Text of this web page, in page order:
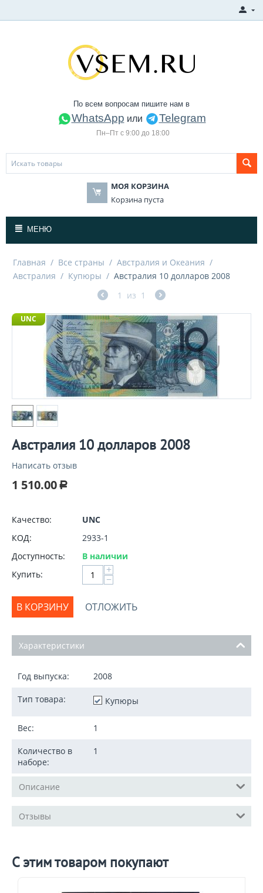
По всем вопросам пишите нам в
WhatsApp или Telegram
Пн–Пт с 9:00 до 18:00
МОЯ КОРЗИНА
Корзина пуста
МЕНЮ
Главная / Все страны / Австралия и Океания /
Австралия / Купюры / Австралия 10 долларов 2008
1
из 1
UNC
Австралия 10 долларов 2008
Написать отзыв
1 510.00 Р
Качество:
UNC
КОД:
2933-1
Доступность:
В наличии
Купить:
+
−
В КОРЗИНУ ОТЛОЖИТЬ
Характеристики
Год выпуска: 2008
Тип товара: Купюры
Вес: 1
Количество в
наборе:
1
Описание
Отзывы
С этим товаром покупают